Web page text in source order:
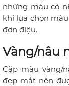
những màu có
khi lựa chọn
đơn điệu.
Vàng/nâu
Cặp màu vàng/
đẹp mắt nên